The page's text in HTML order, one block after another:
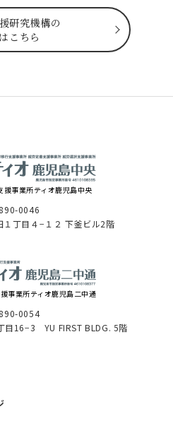
研究機構の
こちら
援事業所ティオ⿅児島中央
0046
１丁⽬４−１２ 下釜ビル2階
事業所ティオ鹿児島二中通
0054
目16−3 YU FIRST BLDG. 5階